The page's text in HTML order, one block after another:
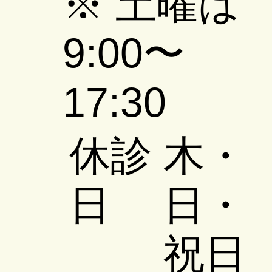
mamma(2023年2月号)
9:00〜
17:30
​休診
日
木・
日・
祝日